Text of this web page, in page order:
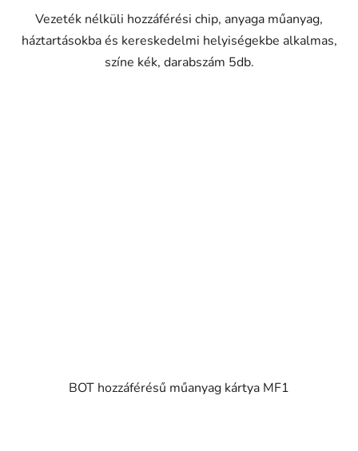
Vezeték nélküli hozzáférési chip, anyaga műanyag,
háztartásokba és kereskedelmi helyiségekbe alkalmas,
színe kék, darabszám 5db.
BOT hozzáférésű műanyag kártya MF1